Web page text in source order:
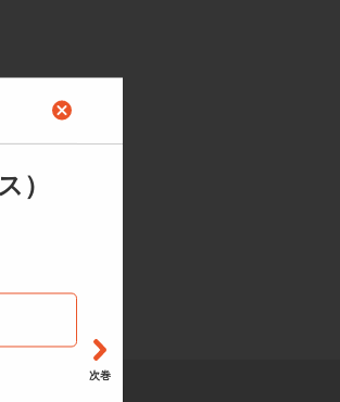
った！ アラバ
ック選手。ア
讐を企てる！
）
次巻